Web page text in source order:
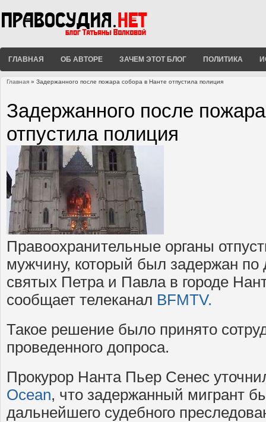
ГЛАВНАЯ ОБ АВТОРЕ ЗАЧЕМ ЭТОТ БЛОГ ПОЛИТИКА
Главная » Задержанного после пожара собора в Нанте отпустила полиция
Задержанного после
отпустила полиция
Правоохранительные органы
мужчину, который был задержан по
святых Петра и Павла в городе
сообщает телеканал BFMTV.
Такое решение было принято
проведенного допроса.
Прокурор Нанта Пьер Сенес
Ocean, что задержанный мигрант
дальнейшего судебного